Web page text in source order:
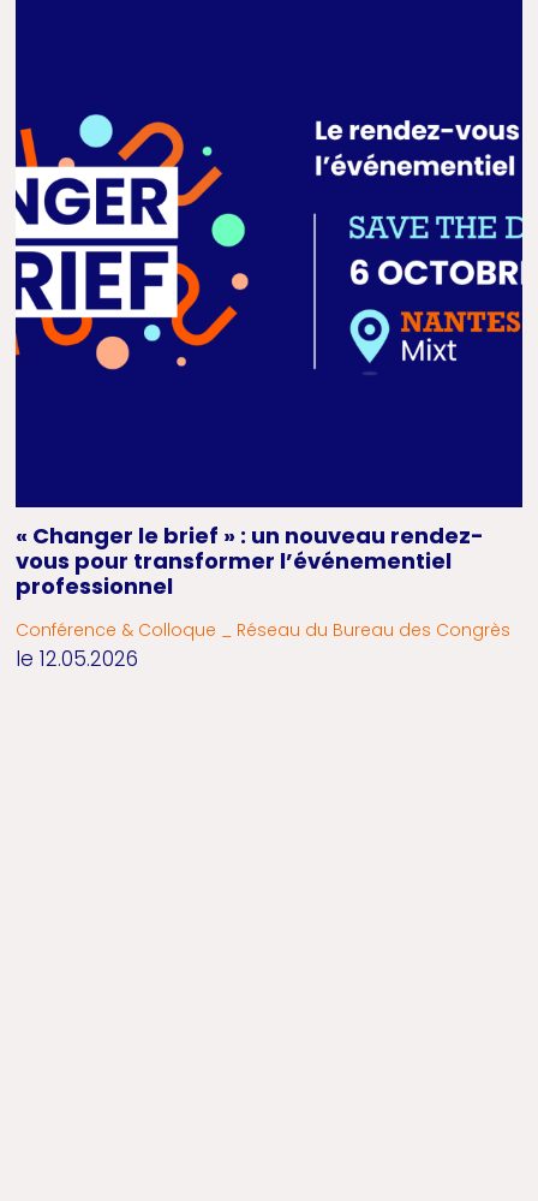
« Changer le brief » : un nouveau rendez-
vous pour transformer l’événementiel
professionnel
Conférence & Colloque _ Réseau du Bureau des Congrès
le 12.05.2026